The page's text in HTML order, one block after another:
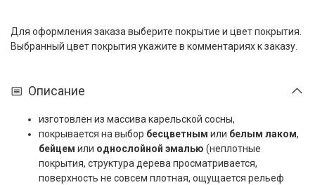
Для оформления заказа выберите покрытие и цвет покрытия.
Выбранный цвет покрытия укажите в комментариях к заказу.
Описание
изготовлен из массива карельской сосны,
покрывается на выбор бесцветным или белым лаком,
бейцем или однослойной эмалью (неплотные
покрытия, структура дерева просматривается,
поверхность не совсем плотная, ощущается рельеф